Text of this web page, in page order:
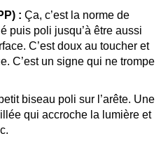
: Ça, c’est la norme de
puis poli jusqu’à être aussi
C’est doux au toucher et
C’est un signe qui ne trompe
biseau poli sur l’arête. Une
qui accroche la lumière et